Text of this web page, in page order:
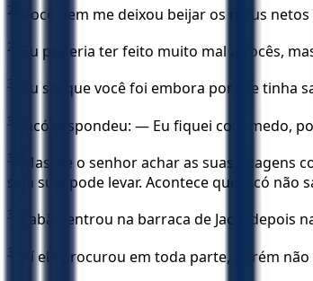
28 Você nem me deixou beijar os meus
29 Eu poderia ter feito muito mal a vocês,
30 Eu sei que você foi embora porque tinha
31 Jacó respondeu: — Eu fiquei com medo,
32
Mas, se o senhor achar as suas
seja sua, pode levar. Acontece que Jacó
33 Labão entrou na barraca de Jacó,
34 Aí ele procurou em toda parte, porém